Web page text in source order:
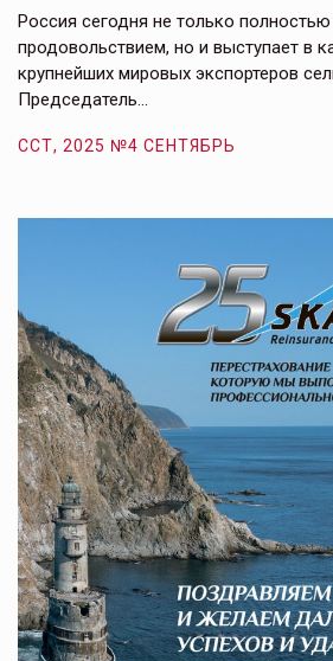
Россия сегодня не только
продовольствием, но и выступает в
крупнейших мировых экспортеров
Председатель…
ССТ, 2025 №4 СЕНТЯБРЬ